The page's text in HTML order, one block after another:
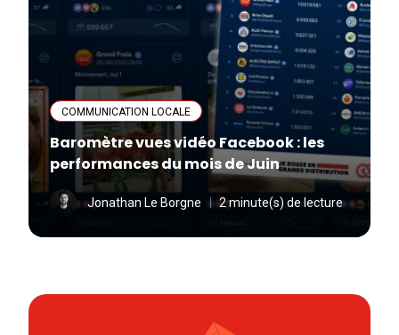
COMMUNICATION LOCALE
Baromètre vues vidéo Facebook : les
performances du mois de Juin
Jonathan Le Borgne 2 minute(s) de lecture